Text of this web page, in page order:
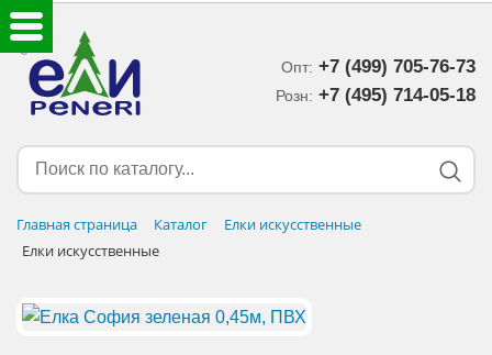
Опт: +7 (499) 705-76-73
Розн: +7 (495) 714-05-18‬
Главная страница Каталог
Елки искусственные
Елки искусственные
ЕЛКИ ИСКУССТВЕННЫЕ
ЕЛОЧНЫЕ УКРАШЕНИЯ
НОВОГОДНИЙ ДЕКОР
ДОСТАВКА В РЕГИОНЫ